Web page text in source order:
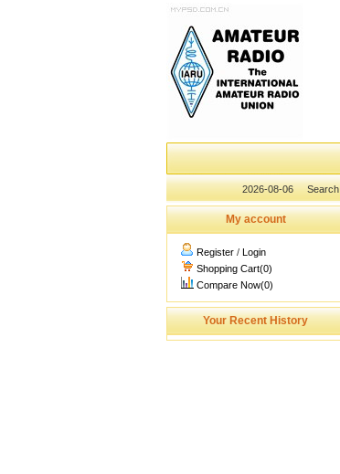
2026-08-06 Search
My account
Register / Login
Shopping Cart(0)
Compare Now(0)
Your Recent History